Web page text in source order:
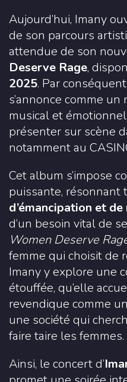
Aujourd’hui, Imany
de son parcours
attendue de son
Deserve Rage,
2025. Par
s’annonce comme
musical et
présenter sur scène
notamment au
Cet album s’impose
puissante, résonnant
d’émancipation et
d’un besoin vital de
Women Deserve
femme qui choisit de
Imany y explore une
étouffée, qu’elle
revendique comme
une société qui
faire taire les femmes.
Ainsi, le concert d’